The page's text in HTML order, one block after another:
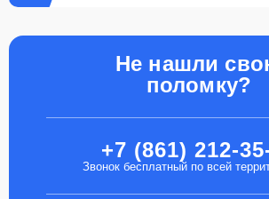
Не нашли
поломку?
+7 (861) 212-
Звонок бесплатный по всей